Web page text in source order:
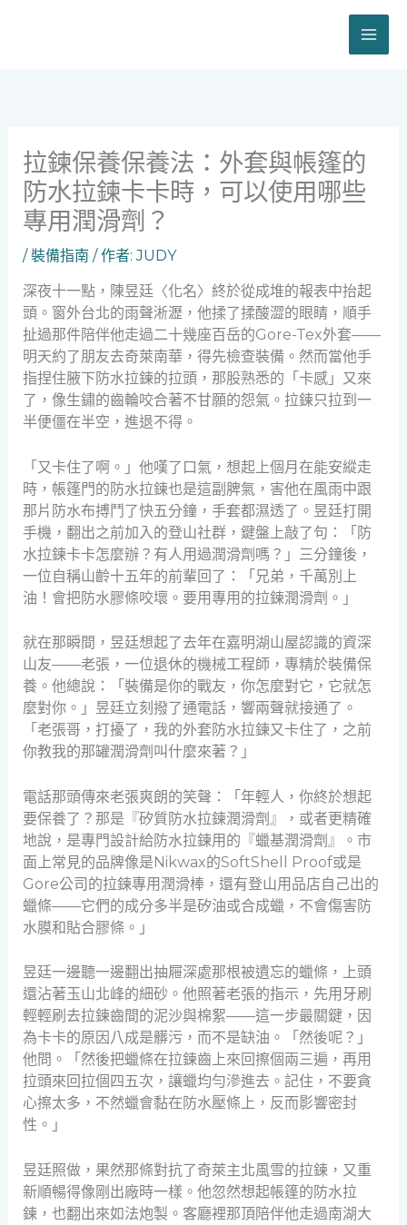
拉鍊保養保養法：外套與帳篷的
防水拉鍊卡卡時，可以使用哪些
專用潤滑劑？
/裝備指南 / 作者:JUDY
深夜十一點，陳昱廷〈化名〉終於從成堆的報表中抬起
頭。窗外台北的雨聲淅瀝，他揉了揉酸澀的眼睛，順手
扯過那件陪伴他走過二十幾座百岳的Gore-Tex外套——
明天約了朋友去奇萊南華，得先檢查裝備。然而當他手
指捏住腋下防水拉鍊的拉頭，那股熟悉的「卡感」又來
了，像生鏽的齒輪咬合著不甘願的怨氣。拉鍊只拉到一
半便僵在半空，進退不得。
「又卡住了啊。」他嘆了口氣，想起上個月在能安縱走
時，帳篷門的防水拉鍊也是這副脾氣，害他在風雨中跟
那片防水布搏鬥了快五分鐘，手套都濕透了。昱廷打開
手機，翻出之前加入的登山社群，鍵盤上敲了句：「防
水拉鍊卡卡怎麼辦？有人用過潤滑劑嗎？」三分鐘後，
一位自稱山齡十五年的前輩回了：「兄弟，千萬別上
油！會把防水膠條咬壞。要用專用的拉鍊潤滑劑。」
就在那瞬間，昱廷想起了去年在嘉明湖山屋認識的資深
山友——老張，一位退休的機械工程師，專精於裝備保
養。他總說：「裝備是你的戰友，你怎麼對它，它就怎
麼對你。」昱廷立刻撥了通電話，響兩聲就接通了。
「老張哥，打擾了，我的外套防水拉鍊又卡住了，之前
你教我的那罐潤滑劑叫什麼來著？」
電話那頭傳來老張爽朗的笑聲：「年輕人，你終於想起
要保養了？那是『矽質防水拉鍊潤滑劑』，或者更精確
地說，是專門設計給防水拉鍊用的『蠟基潤滑劑』。市
面上常見的品牌像是Nikwax的SoftShell Proof或是
Gore公司的拉鍊專用潤滑棒，還有登山用品店自己出的
蠟條——它們的成分多半是矽油或合成蠟，不會傷害防
水膜和貼合膠條。」
昱廷一邊聽一邊翻出抽屜深處那根被遺忘的蠟條，上頭
還沾著玉山北峰的細砂。他照著老張的指示，先用牙刷
輕輕刷去拉鍊齒間的泥沙與棉絮——這一步最關鍵，因
為卡卡的原因八成是髒污，而不是缺油。「然後呢？」
他問。「然後把蠟條在拉鍊齒上來回擦個兩三遍，再用
拉頭來回拉個四五次，讓蠟均勻滲進去。記住，不要貪
心擦太多，不然蠟會黏在防水壓條上，反而影響密封
性。」
昱廷照做，果然那條對抗了奇萊主北風雪的拉鍊，又重
新順暢得像剛出廠時一樣。他忽然想起帳篷的防水拉
鍊，也翻出來如法炮製。客廳裡那頂陪伴他走過南湖大